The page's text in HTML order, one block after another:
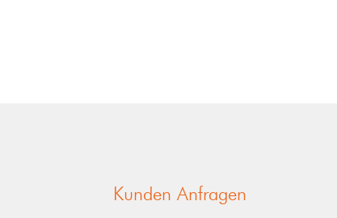
Kunden Anfragen